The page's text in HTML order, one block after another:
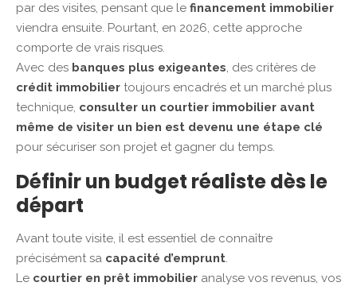
par des visites, pensant que le financement immobilier
viendra ensuite. Pourtant, en 2026, cette approche
comporte de vrais risques.
Avec des banques plus exigeantes, des critères de
crédit immobilier toujours encadrés et un marché plus
technique, consulter un courtier immobilier avant
même de visiter un bien est devenu une étape clé
pour sécuriser son projet et gagner du temps.
Définir un budget réaliste dès le
départ
Avant toute visite, il est essentiel de connaître
précisément sa capacité d’emprunt.
Le courtier en prêt immobilier analyse vos revenus, vos